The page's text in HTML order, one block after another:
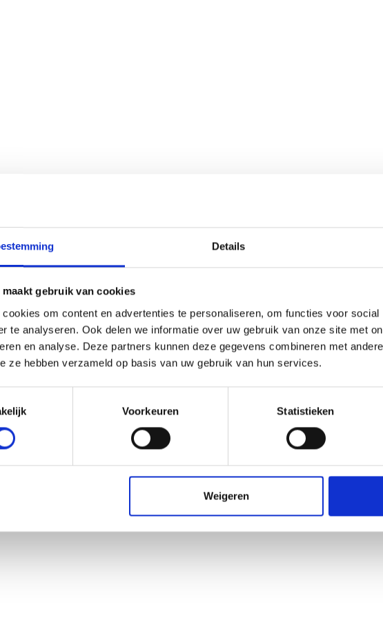
Details
maakt gebruik van cookies
cookies om content en advertenties te personaliseren, om functies voor
te analyseren. Ook delen we informatie over uw gebruik van onze site met
en analyse. Deze partners kunnen deze gegevens combineren met
ze hebben verzameld op basis van uw gebruik van hun services.
Voorkeuren Statistieken
Weigeren